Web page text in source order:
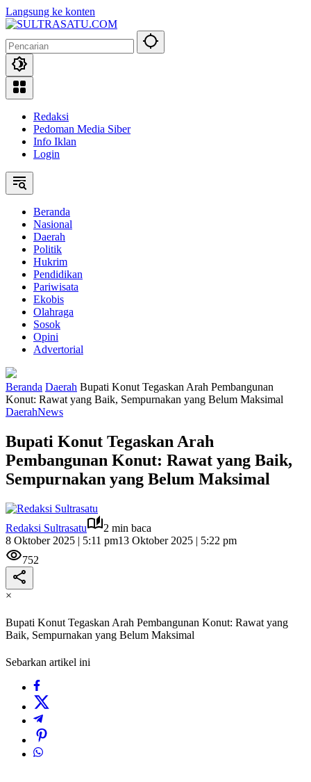
Langsung ke konten
Redaksi
Pedoman Media Siber
Info Iklan
Login
Beranda
Nasional
Daerah
Politik
Hukrim
Pendidikan
Pariwisata
Ekobis
Olahraga
Sosok
Opini
Advertorial
Beranda Daerah Bupati Konut Tegaskan Arah Pembangunan
Konut: Rawat yang Baik, Sempurnakan yang Belum Maksimal ‎
DaerahNews
Bupati Konut Tegaskan Arah
Pembangunan Konut: Rawat yang Baik,
Sempurnakan yang Belum Maksimal ‎
Redaksi Sultrasatu
2 min baca
8 Oktober 2025 | 5:11 pm13 Oktober 2025 | 5:22 pm
752
×
Bupati Konut Tegaskan Arah Pembangunan Konut: Rawat yang
Baik, Sempurnakan yang Belum Maksimal ‎
Sebarkan artikel ini